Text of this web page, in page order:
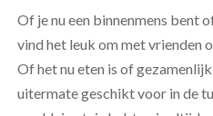
Of je nu een binnenmens bent
vind het leuk om met vrienden
Of het nu eten is of
uitermate geschikt voor in de